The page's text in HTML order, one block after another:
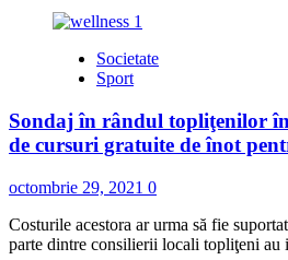
about
natura,
primeşti
cele
mai
de
preţ
Societate
Sport
Sondaj în rândul topliţenilor
de cursuri gratuite de înot
octombrie 29, 2021 0
Costurile acestora ar urma să fie
parte dintre consilierii locali topliţeni au